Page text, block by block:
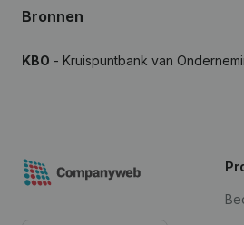
Bronnen
KBO - Kruispuntbank van